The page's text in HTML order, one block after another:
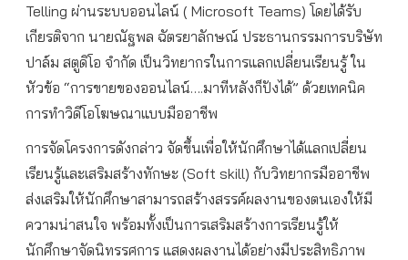
Telling ผ่านระบบออนไลน์ ( Microsoft Teams) โดยได้รับ
เกียรติจาก นายณัฐพล ฉัตรยาลักษณ์ ประธานกรรมการบริษัท
ปาล์ม สตูดิโอ จำกัด เป็นวิทยากรในการแลกเปลี่ยนเรียนรู้ ใน
หัวข้อ “การขายของออนไลน์….มาทีหลังก็ปังได้” ด้วยเทคนิค
การทำวิดีโอโฆษณาแบบมืออาชีพ
การจัดโครงการดังกล่าว จัดขึ้นเพื่อให้นักศึกษาได้แลกเปลี่ยน
เรียนรู้และเสริมสร้างทักษะ (Soft skill) กับวิทยากรมืออาชีพ
ส่งเสริมให้นักศึกษาสามารถสร้างสรรค์ผลงานของตนเองให้มี
ความน่าสนใจ พร้อมทั้งเป็นการเสริมสร้างการเรียนรู้ให้
นักศึกษาจัดนิทรรศการ แสดงผลงานได้อย่างมีประสิทธิภาพ